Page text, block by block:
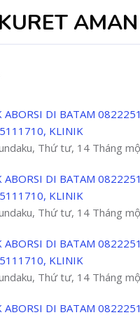
ABORSI DI BATAM
KLINIK
Thứ tư, 14 Tháng
ABORSI DI BATAM
KLINIK
Thứ tư, 14 Tháng
ABORSI DI BATAM
KLINIK
Thứ tư, 14 Tháng
ABORSI DI BATAM